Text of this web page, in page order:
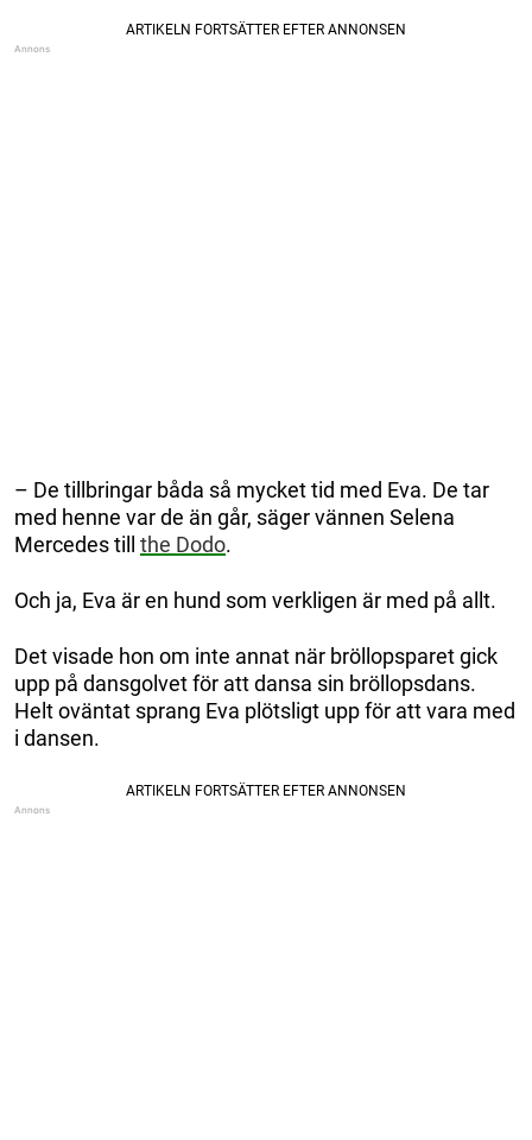
– De tillbringar båda så mycket tid med Eva. De tar
med henne var de än går, säger vännen Selena
Mercedes till the Dodo.
Och ja, Eva är en hund som verkligen är med på allt.
Det visade hon om inte annat när bröllopsparet gick
upp på dansgolvet för att dansa sin bröllopsdans.
Helt oväntat sprang Eva plötsligt upp för att vara med
i dansen.